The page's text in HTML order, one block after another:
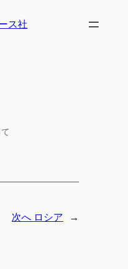
ス社
次へ ロシア →